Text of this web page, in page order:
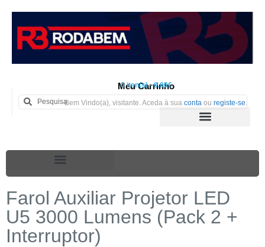
Meu Carrinho
0 iten(s) - 0.00€
Bem Vindo(a), visitante. Aceda à sua conta ou registe-se
Farol Auxiliar Projetor LED
U5 3000 Lumens (Pack 2 +
Interruptor)